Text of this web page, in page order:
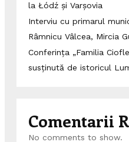
la Łódź și Varșovia
Interviu cu primarul
Râmnicu Vâlcea, Mircia
Conferința „Familia
susținută de istoricul
Comentarii
No comments to show.